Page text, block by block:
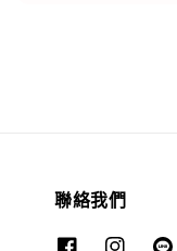
聯絡我們